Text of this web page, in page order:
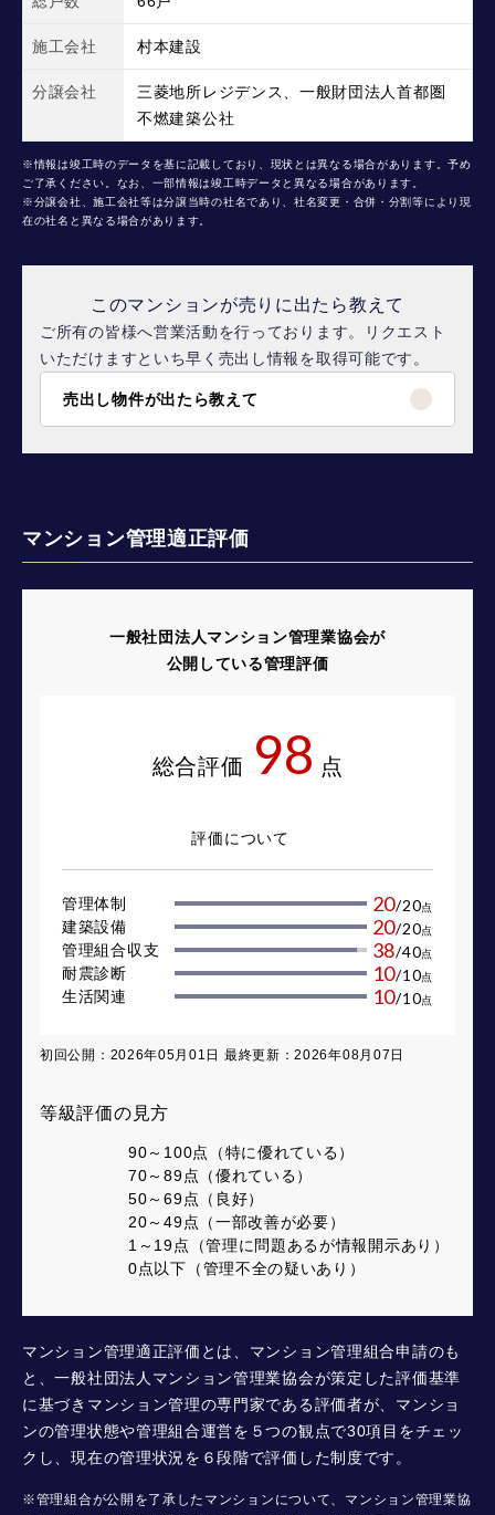
施工会社 村本建設
分譲会社
三菱地所レジデンス、一般財団法人首都圏
不燃建築公社
※情報は竣工時のデータを基に記載しており、現状とは異なる場合があります。予め
ご了承ください。なお、一部情報は竣工時データと異なる場合があります。
※分譲会社、施工会社等は分譲当時の社名であり、社名変更・合併・分割等により現
在の社名と異なる場合があります。
このマンションが売りに出たら教えて
ご所有の皆様へ営業活動を行っております。リクエスト
いただけますといち早く売出し情報を取得可能です。
売出し物件が出たら教えて
マンション管理適正評価
一般社団法人マンション管理業協会が
公開している管理評価
総合評価 98 点
評価について
管理体制 20/20点
建築設備 20/20点
管理組合収支 38/40点
耐震診断 10/10点
生活関連 10/10点
初回公開：2026年05月01日 最終更新：2026年08月07日
等級評価の見方
90～100点（特に優れている）
70～89点（優れている）
50～69点（良好）
20～49点（一部改善が必要）
1～19点（管理に問題あるが情報開示あり）
0点以下（管理不全の疑いあり）
マンション管理適正評価とは、マンション管理組合申請のも
と、一般社団法人マンション管理業協会が策定した評価基準
に基づきマンション管理の専門家である評価者が、マンショ
ンの管理状態や管理組合運営を５つの観点で30項目をチェッ
クし、現在の管理状況を６段階で評価した制度です。
※管理組合が公開を了承したマンションについて、マンション管理業協